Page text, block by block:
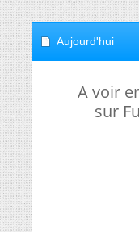
Aujourd'hui
A voir
sur